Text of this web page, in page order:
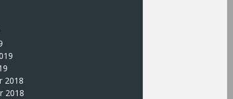
2018
2018